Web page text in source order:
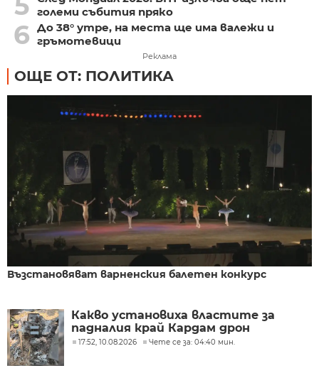
големи събития пряко
6 До 38° утре, на места ще има валежи и
гръмотевици
Реклама
ОЩЕ ОТ: ПОЛИТИКА
Възстановяват варненския балетен конкурс
Какво установиха властите за
падналия край Кардам дрон
17:52, 10.08.2026 Чете се за: 04:40 мин.